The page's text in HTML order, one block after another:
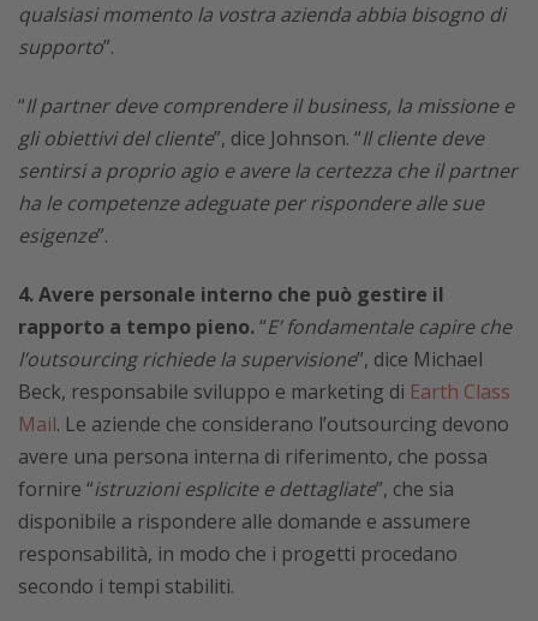
qualsiasi momento la vostra azienda abbia bisogno di
supporto”.
“Il partner deve comprendere il business, la missione e
gli obiettivi del cliente”, dice Johnson. “Il cliente deve
sentirsi a proprio agio e avere la certezza che il partner
ha le competenze adeguate per rispondere alle sue
esigenze”.
4. Avere personale interno che può gestire il
rapporto a tempo pieno.“E’ fondamentale capire che
l’outsourcing richiede la supervisione”, dice Michael
Beck, responsabile sviluppo e marketing di Earth Class
Mail. Le aziende che considerano l’outsourcing devono
avere una persona interna di riferimento, che possa
fornire “istruzioni esplicite e dettagliate”, che sia
disponibile a rispondere alle domande e assumere
responsabilità, in modo che i progetti procedano
secondo i tempi stabiliti.